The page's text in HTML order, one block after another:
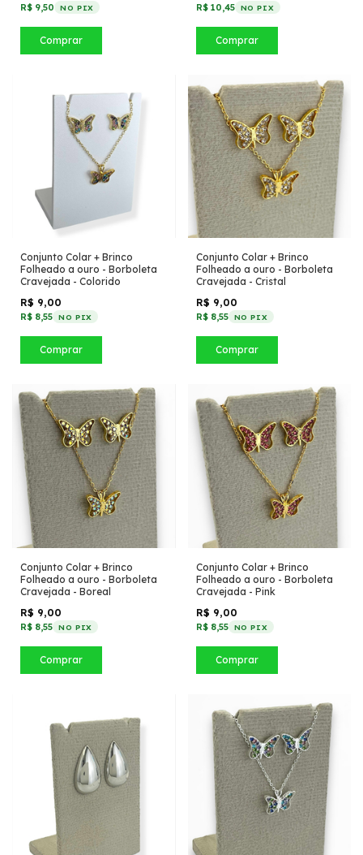
R$ 9,50 NO PIX
Comprar
R$ 10,45 NO PIX
Comprar
Conjunto Colar + Brinco
Folheado a ouro - Borboleta
Cravejada - Colorido
R$ 9,00
R$ 8,55 NO PIX
Comprar
Conjunto Colar + Brinco
Folheado a ouro - Borboleta
Cravejada - Cristal
R$ 9,00
R$ 8,55 NO PIX
Comprar
Conjunto Colar + Brinco
Folheado a ouro - Borboleta
Cravejada - Boreal
R$ 9,00
R$ 8,55 NO PIX
Comprar
Conjunto Colar + Brinco
Folheado a ouro - Borboleta
Cravejada - Pink
R$ 9,00
R$ 8,55 NO PIX
Comprar